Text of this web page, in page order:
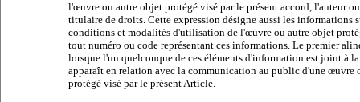
l'œuvre ou autre objet protégé visé par le présent accord, l'auteur
titulaire de droits. Cette expression désigne aussi les informations
conditions et modalités d'utilisation de l'œuvre ou autre objet
tout numéro ou code représentant ces informations. Le premier
lorsque l'un quelconque de ces éléments d'information est joint à
apparaît en relation avec la communication au public d'une œuvre
protégé visé par le présent Article.